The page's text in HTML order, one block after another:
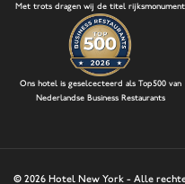
Met trots dragen wij de titel rijksmonument
Ons hotel is geselcecteerd als Top500 van
Nederlandse Business Restaurants
© 2026 Hotel New York - Alle